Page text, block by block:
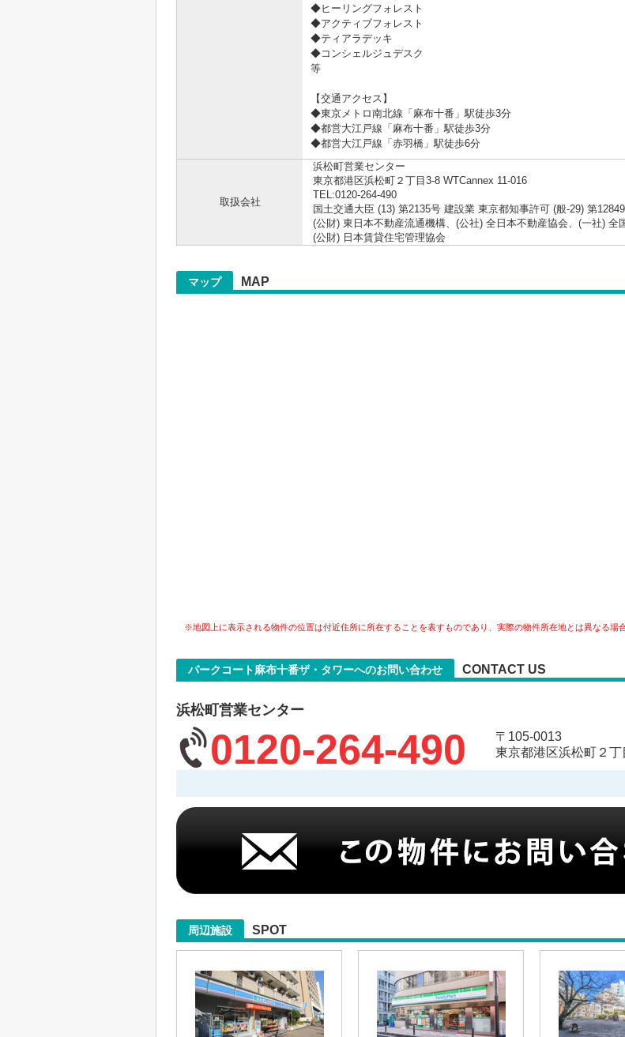
◆ヒーリングフォレスト
◆アクティブフォレスト
◆ティアラデッキ
◆コンシェルジュデスク
等
【交通アクセス】
◆東京メトロ南北線「麻布十番」駅徒歩3分
◆都営大江戸線「麻布十番」駅徒歩3分
◆都営大江戸線「赤羽橋」駅徒歩6分
取扱会社
浜松町営業センター
東京都港区浜松町２丁目3-8 WTCannex 11-016
TEL:0120-264-490
国土交通大臣 (13) 第2135号 建設業 東京都知事許可 (般-29) 第
(公財) 東日本不動産流通機構、(公社) 全日本不動産協会、(一社) 全
(公財) 日本賃貸住宅管理協会
マップ MAP
※地図上に表示される物件の位置は付近住所に所在することを表すものであり、実際の物件所在地とは異なる場
パークコート麻布十番ザ・タワーへのお問い合わせ CONTACT US
浜松町営業センター
0120-264-490
〒105-0013
東京都港区浜松町２
周辺施設 SPOT